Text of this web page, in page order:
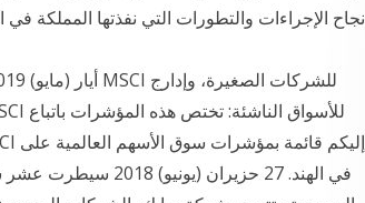
نجاح الإجراءات والتطورات التي نفذتها المملكة